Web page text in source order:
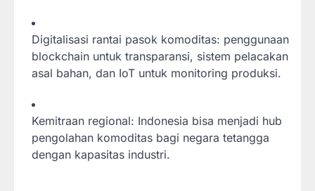
Digitalisasi rantai pasok komoditas: penggunaan
blockchain untuk transparansi, sistem pelacakan
asal bahan, dan IoT untuk monitoring produksi.
Kemitraan regional: Indonesia bisa menjadi hub
pengolahan komoditas bagi negara tetangga
dengan kapasitas industri.